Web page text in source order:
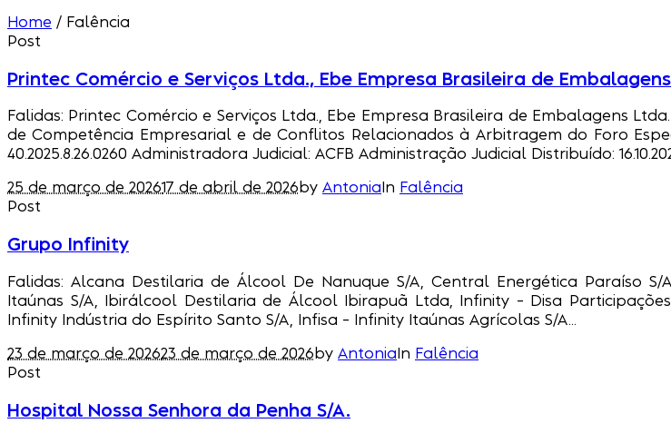
Home / Falência
Post
Printec Comércio e Serviços Ltda., Ebe Empresa Brasileira de
Falidas: Printec Comércio e Serviços Ltda., Ebe Empresa Brasileira de Embalagens
de Competência Empresarial e de Conflitos Relacionados à Arbitragem do Foro
40.2025.8.26.0260 Administradora Judicial: ACFB Administração Judicial Distribuído:
25 de março de 202617 de abril de 2026 by Antonia In Falência
Post
Grupo Infinity
Falidas: Alcana Destilaria de Álcool De Nanuque S/A, Central Energética Paraíso
Itaúnas S/A, Ibirálcool Destilaria de Álcool Ibirapuã Ltda, Infinity – Disa
Infinity Indústria do Espírito Santo S/A, Infisa – Infinity Itaúnas Agrícolas S/A...
23 de março de 202623 de março de 2026 by Antonia In Falência
Post
Hospital Nossa Senhora da Penha S/A.